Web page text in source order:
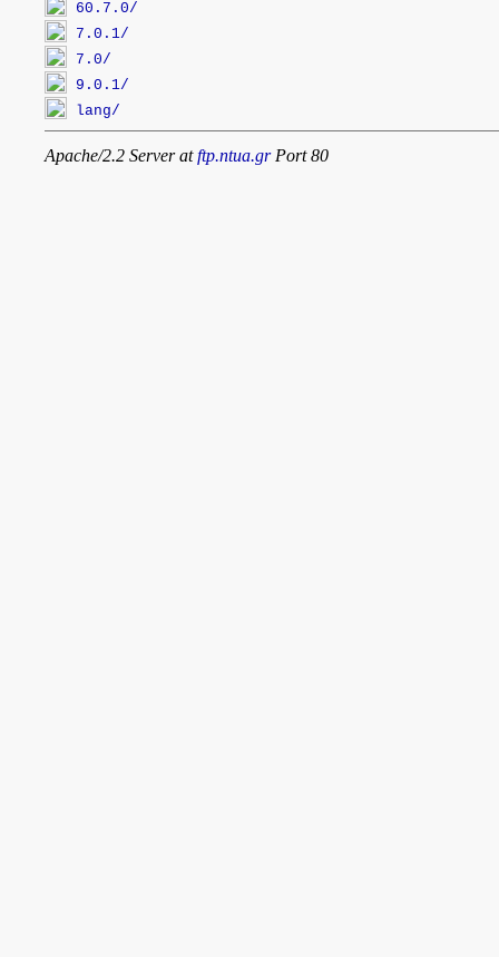
60.7.0/
7.0.1/
7.0/
9.0.1/
lang/
Apache/2.2 Server atftp.ntua.grPort 80